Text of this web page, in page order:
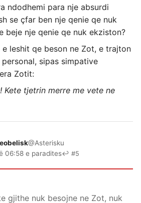
ndodhemi para nje absurdi
se çfar ben nje qenie qe nuk
beje nje qenie qe nuk ekziston?
leshit qe beson ne Zot, e trajton
sipas simpative
Zotit:
Kete tjetrin merre me vete ne
@Asterisku
06:58 e paradites↩ #5
gjithe nuk besojne ne Zot, nuk